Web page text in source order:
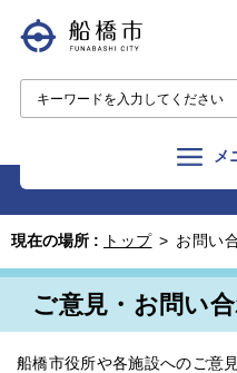
メ
現在の場所 : トップ > お問い
ご意見・お問い
船橋市役所や各施設へのご意